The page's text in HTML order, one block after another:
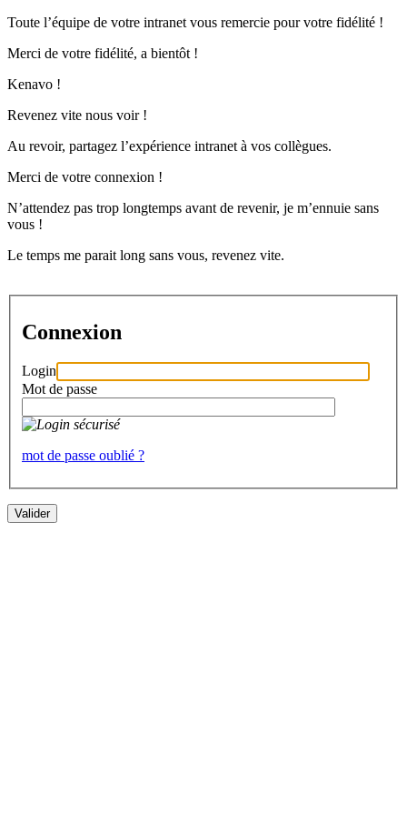
Toute l’équipe de votre intranet vous remercie pour votre fidélité !
Merci de votre fidélité, a bientôt !
Kenavo !
Revenez vite nous voir !
Au revoir, partagez l’expérience intranet à vos collègues.
Merci de votre connexion !
N’attendez pas trop longtemps avant de revenir, je m’ennuie sans
vous !
Le temps me parait long sans vous, revenez vite.
Connexion
Login
Mot de passe
mot de passe oublié ?